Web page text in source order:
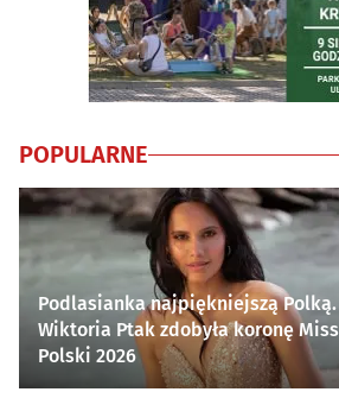
POPULARNE
Podlasianka najpiękniejszą Polką.
Wiktoria Ptak zdobyła koronę Miss
Polski 2026